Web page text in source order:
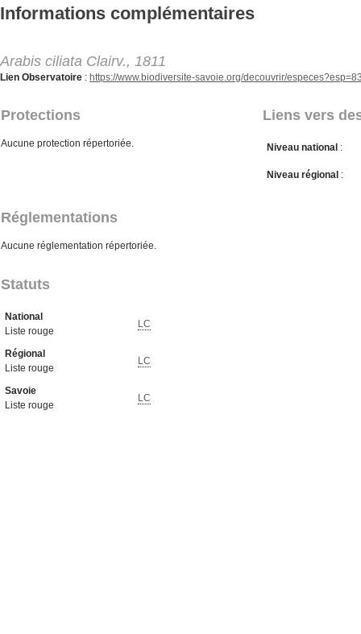
Aller au contenu principal
Informations complémentaires
Arabis ciliata Clairv., 1811
Lien Observatoire : https://www.biodiversite-savoie.org/decouvrir/
Protections Liens vers
Aucune protection répertoriée. Niveau national :
Niveau régional :
Réglementations
Aucune réglementation répertoriée.
Statuts
National
Liste rouge
LC
Régional
Liste rouge
LC
Savoie
Liste rouge
LC